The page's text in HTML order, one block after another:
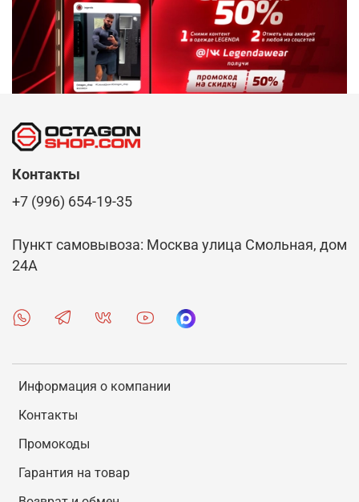
Информация о компании
Контакты
Промокоды
Гарантия на товар
Контакты
+7 (996) 654-19-35
Пункт самовывоза: Москва улица Смольная, дом
24А